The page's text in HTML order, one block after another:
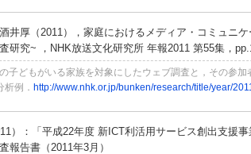
井厚（2011），家庭におけるメディア・コミュニ
研究~ ，NHK放送文化研究所 年報2011 第55集，
の子どもがいる家族を対象にしたウェブ調査と，その参
析例． http://www.nhk.or.jp/bunken/research/title/year/
）：「平成22年度 新ICT利活用サービス創出支援
報告書（2011年3月）